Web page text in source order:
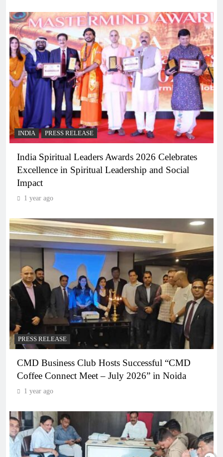
INDIA PRESS RELEASE
India Spiritual Leaders Awards 2026 Celebrates
Excellence in Spiritual Leadership and Social
Impact
1 year ago
PRESS RELEASE
CMD Business Club Hosts Successful “CMD
Coffee Connect Meet – July 2026” in Noida
1 year ago